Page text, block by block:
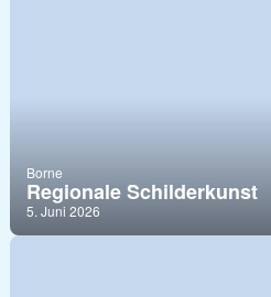
Borne
Regionale Schilderkunst
5. Juni 2026